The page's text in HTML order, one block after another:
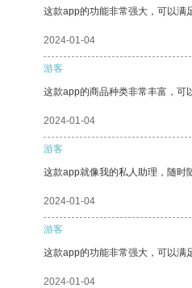
这款app的功能非常强大，可以满
2024-01-04
游客
这款app的商品种类非常丰富，可
2024-01-04
游客
这款app就像我的私人助理，随时
2024-01-04
游客
这款app的功能非常强大，可以满
2024-01-04